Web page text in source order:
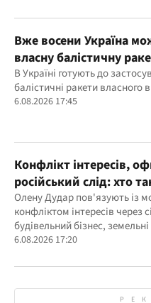
Вже восени Україна
власну балістичну
В Україні готують до
балістичні ракети власного
6.08.2026 17:45
Конфлікт інтересів,
російський слід: хто
Олену Дудар пов'язують із
конфліктом інтересів через
будівельний бізнес,
судові справи
6.08.2026 17:20